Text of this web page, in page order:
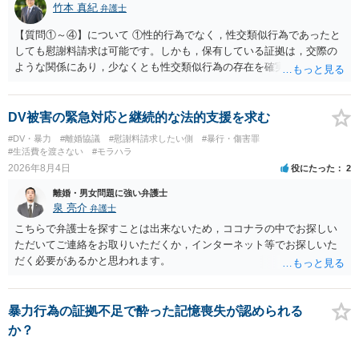
竹本 真紀 弁護士
【質問①～④】について ①性的行為でなく，性交類似行為であったと
しても慰謝料請求は可能です。しかも，保有している証拠は，交際の
ような関係にあり，少なくとも性交類似行為の存在を確実に証明でき
ことを窺わせるものです。）。ですから，慰謝料請求を進めることで
よいと思います。 ただ．慰謝料額については，婚姻破綻に至っていな
いとして，この点を考慮されることになるかもしれません。 ②夫との
今後のことを考えて書いてもらうか否かを検討するのがよいと思いま
す。今ある証拠以上のことを証明（証明力を強めることも含む）でき
う。慰謝料請求としては証拠として使えることが前提であり，その価
値と夫との関係との均衡のように思います。 ③行政書士に委任をして
いるのであれば，どのような内容の委任なのか不明ですが，その行政
書士との協議になると思います。請求するか，訴訟にするか，その点
の見極めや，相手方は性交類似行為は認めているのか，それさえも否
す。 ④性交類似行為を認めているにもかかわらず支払を拒否するので
あれば，本人（行政書士でも同じだと思います。）への対応ではあま
り変わらないように思います。減額で折り合えるなら本人様の交渉で
DV被害の緊急対応と継続的な法的支援を求む
#DV・暴力 #離婚協議 #慰謝料請求したい側
#暴行・傷害罪
#生活費を渡さない
#モラハラ
2026年8月4日 役にたった 2
離婚・男女問題に強い弁護士
泉 亮介 弁護士
こちらで弁護士を探すことは出来ないため，ココナラの中でお探しい
ただいてご連絡をお取りいただくか，インターネット等でお探しいた
だく必要があるかと思われます。
暴力行為の証拠不足で酔った記憶喪失が認められる
か？